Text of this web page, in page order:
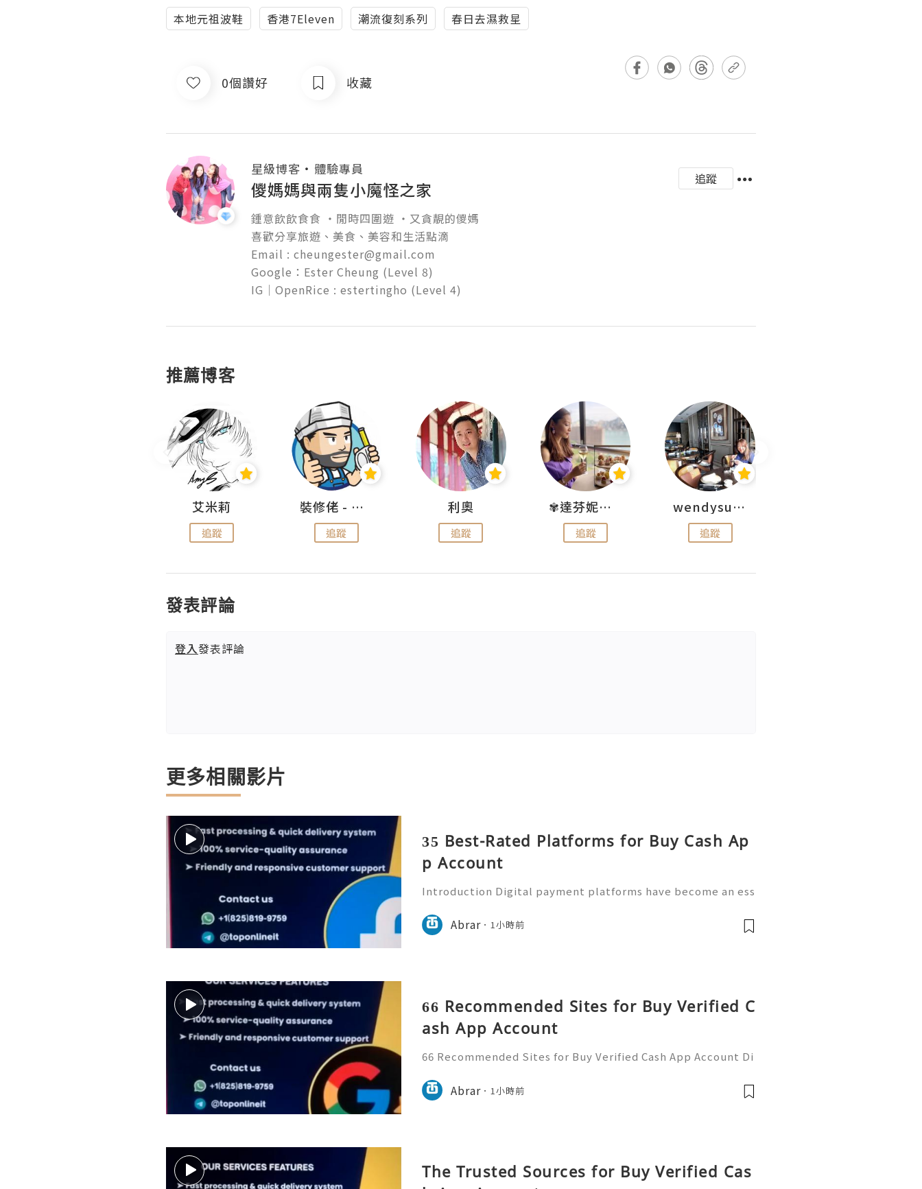
本地元祖波鞋
香港7Eleven 潮流復刻系列 春日去濕救星
0個讚好 收藏
星級博客 ・ 體驗專員
儍媽媽與兩隻小魔怪之家 追蹤
鍾意飲飲食食 ‧閒時四圍遊 ‧又貪靚的儍媽
喜歡分享旅遊、美食、美容和生活點滴
Email : cheungester@gmail.com
Google：Ester Cheung (Level 8)
推薦博客
艾米莉
追蹤
裝修佬 - 香港一站式網上裝修平台
追蹤
利奧
追蹤
✾達芬妮•愛孩子•愛生活✾
追蹤
wendysugar享受生活gogogo
追蹤
發表評論
登入發表評論
更多相關影片
35 Best-Rated Platforms for Buy Cash Ap
p Account
Introduction Digital payment platforms have become an ess
e payment applications to send money, receive payments,
manage expenses, and comp
Abrar 1小時前
66 Recommended Sites for Buy Verified C
ash App Account
66 Recommended Sites for Buy Verified Cash App Account Di
ification, and responsible account management. Cash App u
sers should always focus on
Abrar 1小時前
The Trusted Sources for Buy Verified Cas